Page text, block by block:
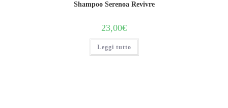
Shampoo Serenoa Revivre
23,00€
Leggi tutto